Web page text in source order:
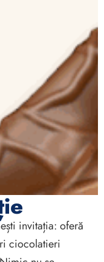
invitația: oferă
ciocolatieri